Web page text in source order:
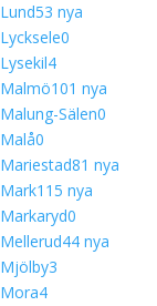
Lund53 nya
Lycksele0
Lysekil4
Malmö101 nya
Malung-Sälen0
Malå0
Mariestad81 nya
Mark115 nya
Markaryd0
Mellerud44 nya
Mjölby3
Mora4